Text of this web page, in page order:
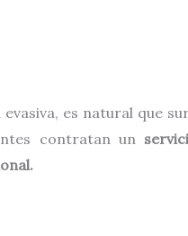
es natural que
contratan un